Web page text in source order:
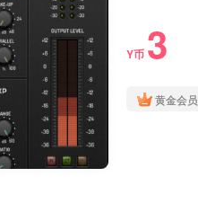
Y币 3
黄金会员